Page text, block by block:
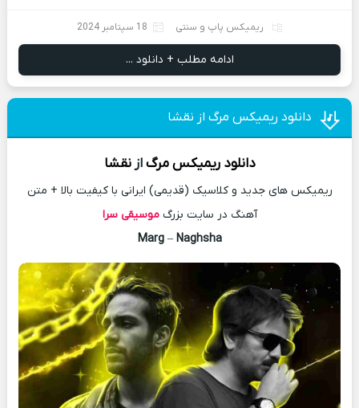
ریمیکس پاپ و سنتی 18 سپتامبر 2024
ادامه مطلب + دانلود ...
دانلود ریمیکس مرگ از نقشا
دانلودریمیکس مرگ ازنقشا
ریمیکس های جدید و کلاسیک (قدیمی) ایرانی با کیفیت بالا + متن
آهنگ در سایت بزرگموسیقی سرا
Marg– Naghsha